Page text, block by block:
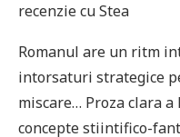
recenzie cu Stea
Romanul are un ritm
intorsaturi strategice
miscare… Proza clara
concepte stiintifico-